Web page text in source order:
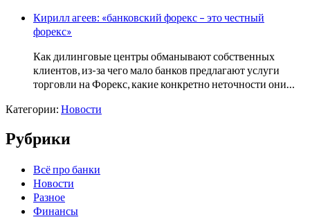
Кирилл агеев: «банковский форекс – это честный
форекс»
Как дилинговые центры обманывают собственных
клиентов, из-за чего мало банков предлагают услуги
торговли на Форекс, какие конкретно неточности они…
Категории: Новости
Рубрики
Всё про банки
Новости
Разное
Финансы